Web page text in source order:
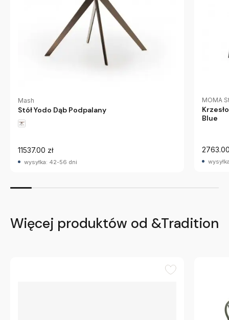
Mash
Stół Yodo Dąb Podpalany
11537.00 zł
wysyłka: 42-56 dni
MOMA
Blue
Więcej produktów od &Tradition